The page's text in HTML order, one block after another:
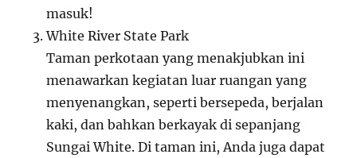
masuk!
White River State Park
Taman perkotaan yang menakjubkan ini
menawarkan kegiatan luar ruangan yang
menyenangkan, seperti bersepeda, berjalan
kaki, dan bahkan berkayak di sepanjang
Sungai White. Di taman ini, Anda juga dapat